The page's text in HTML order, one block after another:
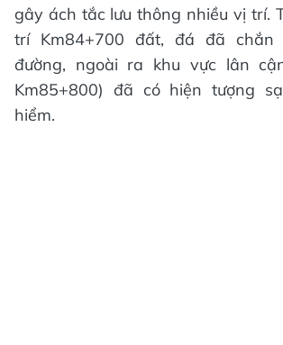
gây ách tắc lưu thông nhiều vị trí.
trí Km84+700 đất, đá đã
đường, ngoài ra khu vực lân
Km85+800) đã có hiện tượng
hiểm.